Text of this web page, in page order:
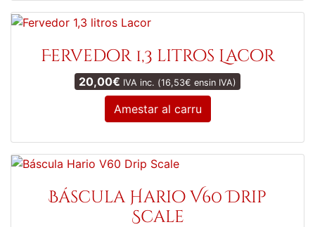
Fervedor 1,3 litros Lacor
20,00€ IVA inc. (16,53€ ensin IVA)
Amestar al carru
Báscula Hario V60 Drip
Scale